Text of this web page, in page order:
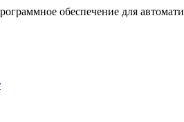
обеспечение для